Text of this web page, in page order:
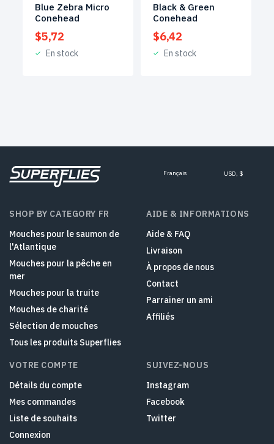
Blue Zebra Micro
Conehead
$5,72
En stock
Black & Green
Conehead
$6,42
En stock
Français USD, $
SHOP BY CATEGORY FR
Mouches pour le saumon de
l'Atlantique
Mouches pour la pêche en
mer
Mouches pour la truite
Mouches de charité
Sélection de mouches
Tous les produits Superflies
AIDE & INFORMATIONS
Aide & FAQ
Livraison
À propos de nous
Contact
Parrainer un ami
Affiliés
VOTRE COMPTE
Détails du compte
Mes commandes
Liste de souhaits
Connexion
SUIVEZ-NOUS
Instagram
Facebook
Twitter